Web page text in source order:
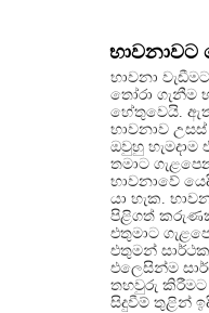
භාවනාවට
භාවනා
තෝරා ගැනීම
හේතුවෙයි.
භාවනාව
ඔවුහු හැමදාම
තමාට
භාවනාවේ
යා හැක.
පිළිගත්
එතුමාට
එතුමන්
එලෙසින්ම
තහවුරු කිරීමට
සිදුවීම් තුළින්